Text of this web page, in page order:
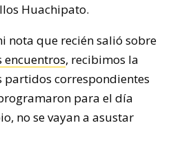
Huachipato.
nota que recién salió sobre
encuentros, recibimos la
correspondientes
para el día
no se vayan a asustar